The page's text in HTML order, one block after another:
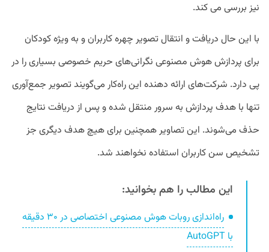
نیز بررسی می کند.
با این حال دریافت و انتقال تصویر چهره کاربران و به ویژه کودکان
برای پردازش هوش‌ مصنوعی نگرانی‌های حریم خصوصی بسیاری را در
پی دارد. شرکت‌های ارائه دهنده این راه‌کار می‌گویند تصویر جمع‌آوری
تنها با هدف پردازش به سرور منتقل شده و پس از دریافت نتایج
حذف می‌شوند. این تصاویر همچنین برای هیچ هدف دیگری جز
تشخیص سن کاربران استفاده نخواهند شد.
این مطالب را هم بخوانید:
راه‌اندازی روبات هوش مصنوعی اختصاصی در ۳۰ دقیقه
با AutoGPT